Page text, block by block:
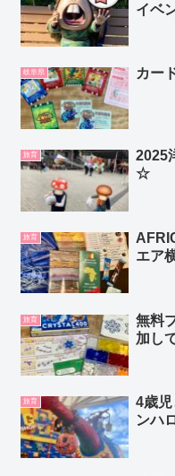
イベ
岐阜県 カー
旅育
2025
☆
旅育
エア
旅育
無料
加し
旅育
4歳
ンハ